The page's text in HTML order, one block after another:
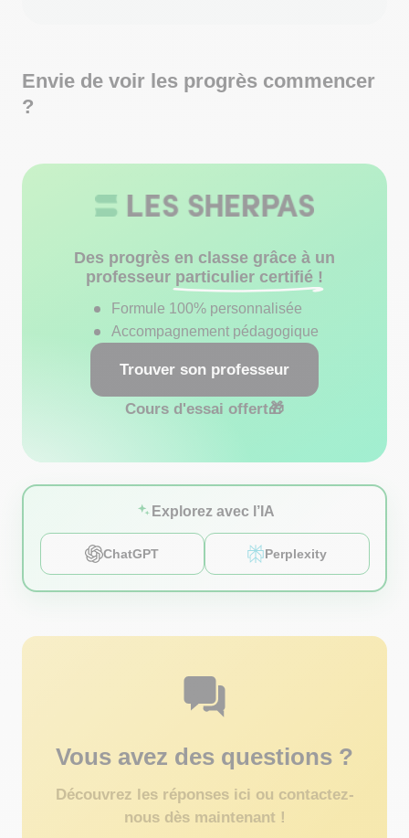
Envie de voir les progrès commencer
?
Des progrès en classe grâce à un
professeur particulier certifié !
Formule 100% personnalisée
Accompagnement pédagogique
Trouver son professeur
Cours d'essai offert🎁
Explorez avec l’IA
ChatGPT Perplexity
Vous avez des questions ?
Découvrez les réponses ici ou contactez-
nous dès maintenant !